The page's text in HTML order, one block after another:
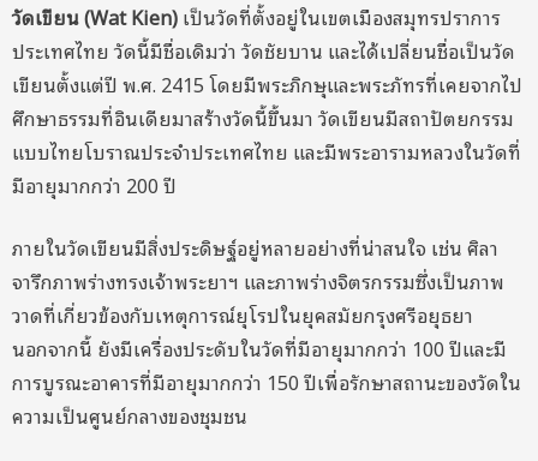
วัดเขียน (Wat Kien)เป็นวัดที่ตั้งอยู่ในเขตเมืองสมุทรปราการ
ประเทศไทย วัดนี้มีชื่อเดิมว่า วัดชัยบาน และได้เปลี่ยนชื่อเป็นวัด
เขียนตั้งแต่ปี พ.ศ. 2415 โดยมีพระภิกษุและพระภัทรที่เคยจากไป
ศึกษาธรรมที่อินเดียมาสร้างวัดนี้ขึ้นมา วัดเขียนมีสถาปัตยกรรม
แบบไทยโบราณประจำประเทศไทย และมีพระอารามหลวงในวัดที่
มีอายุมากกว่า 200 ปี
ภายในวัดเขียนมีสิ่งประดิษฐ์อยู่หลายอย่างที่น่าสนใจ เช่น ศิลา
จารึกภาพร่างทรงเจ้าพระยาฯ และภาพร่างจิตรกรรมซึ่งเป็นภาพ
วาดที่เกี่ยวข้องกับเหตุการณ์ยุโรปในยุคสมัยกรุงศรีอยุธยา
นอกจากนี้ ยังมีเครื่องประดับในวัดที่มีอายุมากกว่า 100 ปีและมี
การบูรณะอาคารที่มีอายุมากกว่า 150 ปีเพื่อรักษาสถานะของวัดใน
ความเป็นศูนย์กลางของชุมชน